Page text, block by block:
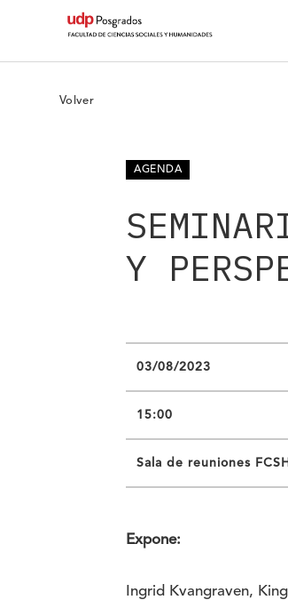
Volver
AGENDA
Y
03/08/2023
15:00
Sala de reuniones
Expone:
Ingrid Kvangraven,